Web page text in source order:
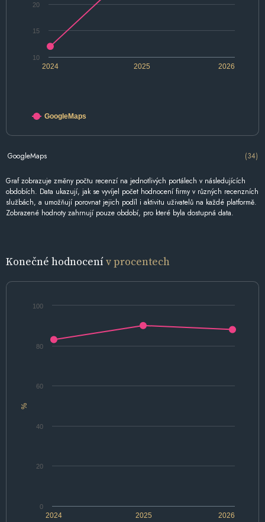
2024 2025 2026
10
15
20
GoogleMaps
GoogleMaps (34)
Graf zobrazuje změny počtu recenzí na jednotlivých portálech v následujících
obdobích. Data ukazují, jak se vyvíjel počet hodnocení firmy v různých recenzních
službách, a umožňují porovnat jejich podíl i aktivitu uživatelů na každé platformě.
Zobrazené hodnoty zahrnují pouze období, pro které byla dostupná data.
Konečné hodnocenív procentech
%
2024 2025 2026
0
20
40
60
80
100